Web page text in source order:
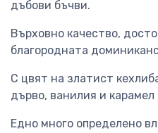
дъбови бъчви.
Върховно качество,
благородната
С цвят на златист
дърво, ванилия и карамел
Едно много определено